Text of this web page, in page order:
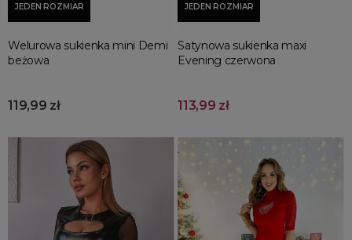
JEDEN ROZMIAR
Welurowa sukienka mini Demi
beżowa
119,99 zł
JEDEN ROZMIAR
Satynowa sukienka maxi
Evening czerwona
113,99 zł